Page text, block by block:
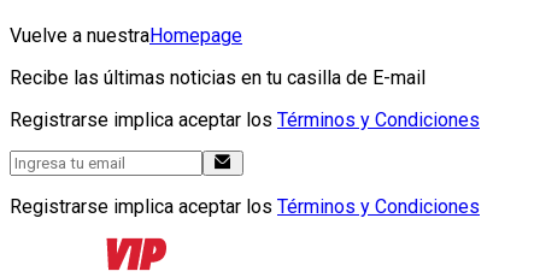
Vuelve a nuestraHomepage
Recibe las últimas noticias en tu casilla de E-mail
Registrarse implica aceptar los Términos y Condiciones
Registrarse implica aceptar los Términos y Condiciones